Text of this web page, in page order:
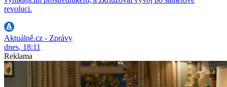
revoluci.
Aktuálně.cz - Zprávy
dnes, 18:11
Reklama